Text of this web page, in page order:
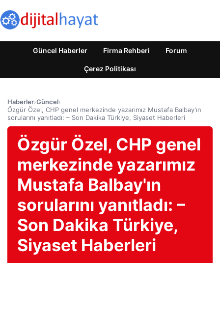
Güncel Haberler Firma Rehberi Forum
Çerez Politikası
Haberler›Güncel›
Özgür Özel, CHP genel merkezinde yazarımız Mustafa Balbay'ın
sorularını yanıtladı: – Son Dakika Türkiye, Siyaset Haberleri
Özgür Özel, CHP genel
merkezinde yazarımız
Mustafa Balbay'ın
sorularını yanıtladı: –
Son Dakika Türkiye,
Siyaset Haberleri